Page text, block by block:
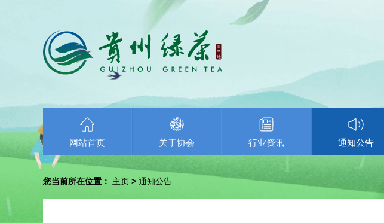
网站首页 关于协会 行业资讯 通知公告
您当前所在位置： 主页 > 通知公告